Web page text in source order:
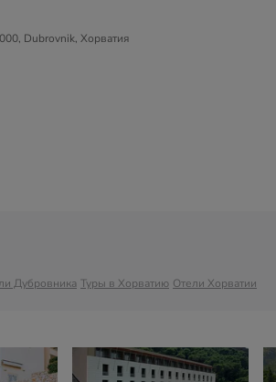
Dubrovnik, Хорватия
Дубровника Туры в Хорватию Отели Хорватии